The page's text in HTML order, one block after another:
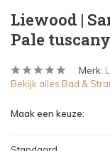
Liewood |
Pale
Merk:
Bekijk alles Bad &
Maak een keuze: